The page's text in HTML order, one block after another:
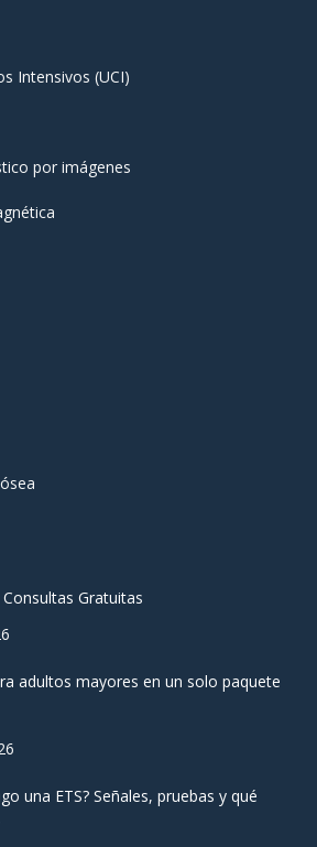
Intensivos (UCI)
por imágenes
Gratuitas
adultos mayores en un solo paquete
una ETS? Señales, pruebas y qué